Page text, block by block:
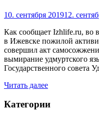
10. сентября 201912.
Как сообщает Izhlife.ru, во
в Ижевске пожилой
совершил акт
вымирание удмуртского
Государственного совета
Читать далее
Категории